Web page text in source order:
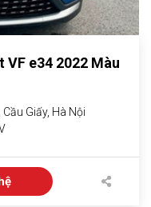
VF e34 2022 Màu
Giấy, Hà Nội